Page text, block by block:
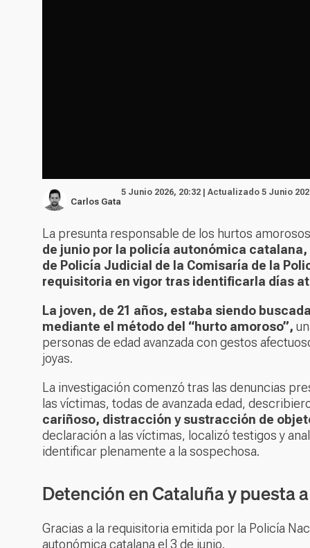
Carlos Gata
5 Junio 2026, 20:32 | Actualizado 5 Junio
La presunta responsable de los hurtos
de junio por la policía autonómica
de Policía Judicial de la Comisaría de la
requisitoria en vigor tras identificarla días
La joven, de 21 años, estaba siendo
mediante el método del “hurto amoroso”,
personas de edad avanzada con gestos
joyas.
La investigación comenzó tras las denuncias
las víctimas, todas de avanzada edad,
cariñoso, distracción y sustracción de
declaración a las víctimas, localizó testigos y
identificar plenamente a la sospechosa.
Detención en Cataluña y puesta
Gracias a la requisitoria emitida por la Policía
autonómica catalana el 3 de junio.